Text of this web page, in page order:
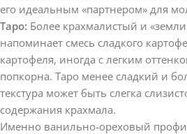
его идеальным «партнером» для
Таро: Более крахмалистый и
напоминает смесь сладкого
картофеля, иногда с легким
попкорна. Таро менее сладкий и
текстура может быть слегка
содержания крахмала.
Именно ванильно-ореховый